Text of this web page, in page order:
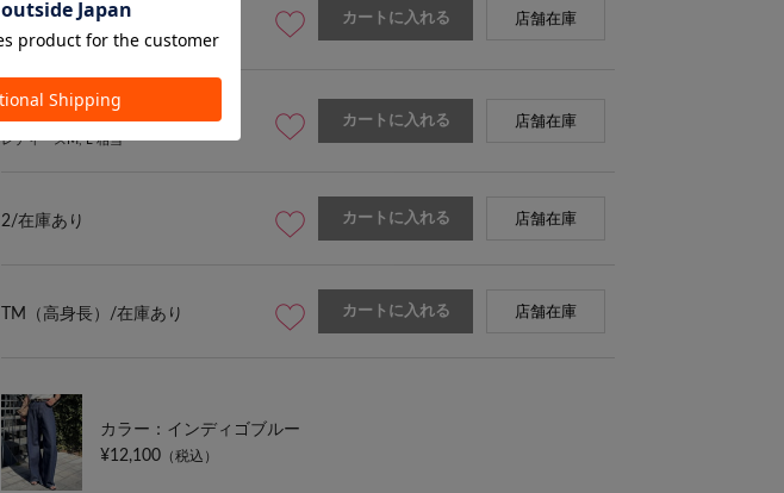
0/在庫あり
レディースS, M 相当
カートに入れる 店舗在庫
在庫あり
レディースM, L 相当
カートに入れる 店舗在庫
2/在庫あり カートに入れる 店舗在庫
TM（高身長）/在庫あり カートに入れる 店舗在庫
カラー：インディゴブルー
¥12,100 （税込）